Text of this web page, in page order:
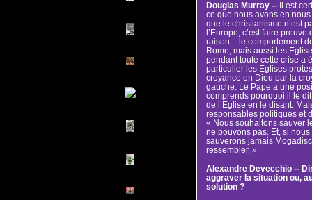
Douglas Murray --Il est
ce que nous avons en
que le christianisme n’est
l’Europe, c’est faire
raison – le comportement
Rome, mais aussi les
pendant toute cette crise a
particulier les Eglises
croyance en Dieu par la
gauche. Le Pape a une
comprends pourquoi il le
de l’Eglise en le disant.
responsables politiques et
« Nous souhaitons sauver
ne pouvons pas. Et, si
sauverons jamais
ressembler. »
Alexandre Devecchio --
aggraver la situation ou,
solution ?